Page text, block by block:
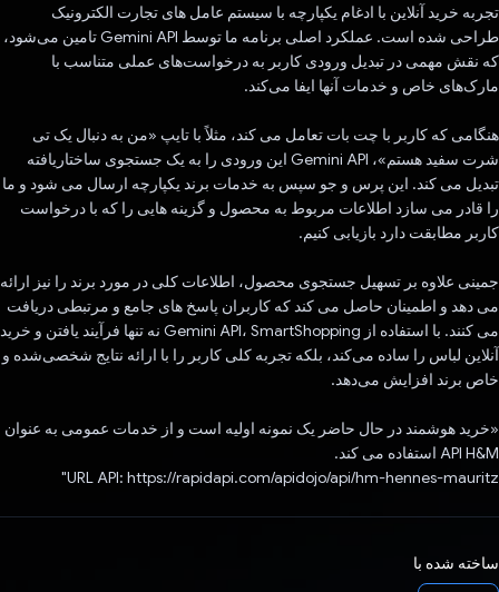
تجربه خرید آنلاین با ادغام یکپارچه با سیستم عامل های تجارت الکترونیک
طراحی شده است. عملکرد اصلی برنامه ما توسط Gemini API تامین می‌شود،
که نقش مهمی در تبدیل ورودی کاربر به درخواست‌های عملی متناسب با
مارک‌های خاص و خدمات آنها ایفا می‌کند.
هنگامی که کاربر با چت بات تعامل می کند، مثلاً با تایپ «من به دنبال یک تی
شرت سفید هستم»، Gemini API این ورودی را به یک جستجوی ساختاریافته
تبدیل می کند. این پرس و جو سپس به خدمات برند یکپارچه ارسال می شود و ما
را قادر می سازد اطلاعات مربوط به محصول و گزینه هایی را که با درخواست
کاربر مطابقت دارد بازیابی کنیم.
جمینی علاوه بر تسهیل جستجوی محصول، اطلاعات کلی در مورد برند را نیز ارائه
می دهد و اطمینان حاصل می کند که کاربران پاسخ های جامع و مرتبطی دریافت
می کنند. با استفاده از Gemini API، SmartShopping نه تنها فرآیند یافتن و خرید
آنلاین لباس را ساده می‌کند، بلکه تجربه کلی کاربر را با ارائه نتایج شخصی‌شده و
خاص برند افزایش می‌دهد.
«خرید هوشمند در حال حاضر یک نمونه اولیه است و از خدمات عمومی به عنوان
API H&M استفاده می کند.
URL API: https://rapidapi.com/apidojo/api/hm-hennes-mauritz"
ساخته شده با